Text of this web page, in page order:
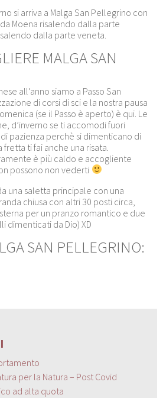
si arriva a Malga San Pellegrino con
Moena risalendo dalla parte
dalla parte veneta.
MALGA SAN
all’anno siamo a Passo San
di corsi di sci e la nostra pausa
(se il Passo è aperto) è qui. Le
d’inverno se ti accomodi fuori
pazienza perchè si dimenticano di
ti fai anche una risata.
è più caldo e accogliente
possono non vederti
una saletta principale con una
chiusa con altri 30 posti circa,
per un pranzo romantico e due
dimenticati da Dio) XD
SAN PELLEGRINO:
per la Natura – Post Covid
ad alta quota